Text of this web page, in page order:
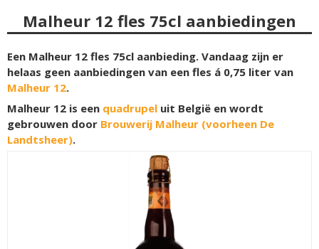
Malheur 12 fles 75cl aanbiedingen
Een Malheur 12 fles 75cl aanbieding. Vandaag zijn er
helaas geen aanbiedingen van een fles á 0,75 liter van
Malheur 12.
Malheur 12 is een quadrupel uit België en wordt
gebrouwen door Brouwerij Malheur (voorheen De
Landtsheer).